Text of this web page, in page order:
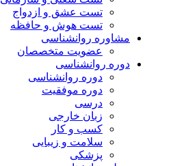
تست عشق و ازدواج
تست هوش و حافظه
مشاوره روانشناسی
عضویت متخصصان
دوره روانشناسی
دوره روانشناسی
دوره موفقیت
درسی
زبان خارجی
کسب و کار
سلامت و زیبایی
پزشکی